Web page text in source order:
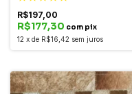
R$197,00
R$177,30 com pix
12 x de R$16,42 sem juros